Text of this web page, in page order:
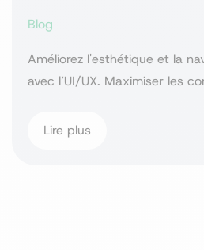
Blog
Améliorez l'esthétique et la
avec l’UI/UX. Maximiser les
Lire plus